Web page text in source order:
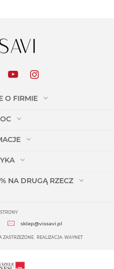
O FIRMIE
NA DRUGĄ RZECZ
sklep@vissavi.pl
ZASTRZEŻONE. REALIZACJA: WAYNET